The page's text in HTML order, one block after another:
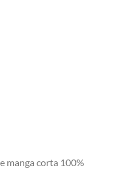
manga corta 100%